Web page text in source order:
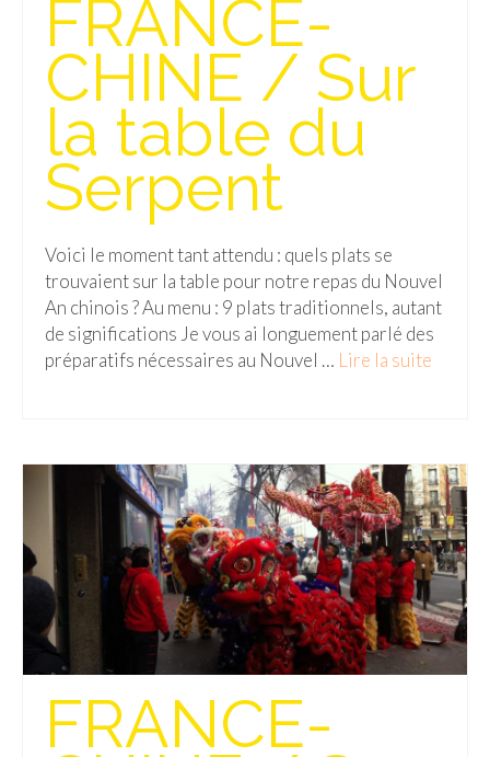
Isla del Sol
Lac Titicaca
Salar d’Uyuni
Chili
Paraguay
Pérou
Lac Titicaca
Chine
Beijing
Guilin & Yangshuo
Xi’An
Corée du Sud
Japon
Fukuoka
FRANCE-
CHINE / Sur
la table du
Serpent
Voici le moment tant attendu : quels plats se
trouvaient sur la table pour notre repas du Nouvel
An chinois ? Au menu : 9 plats traditionnels, autant
de significations Je vous ai longuement parlé des
préparatifs nécessaires au Nouvel … Lire la suite­­
FRANCE-